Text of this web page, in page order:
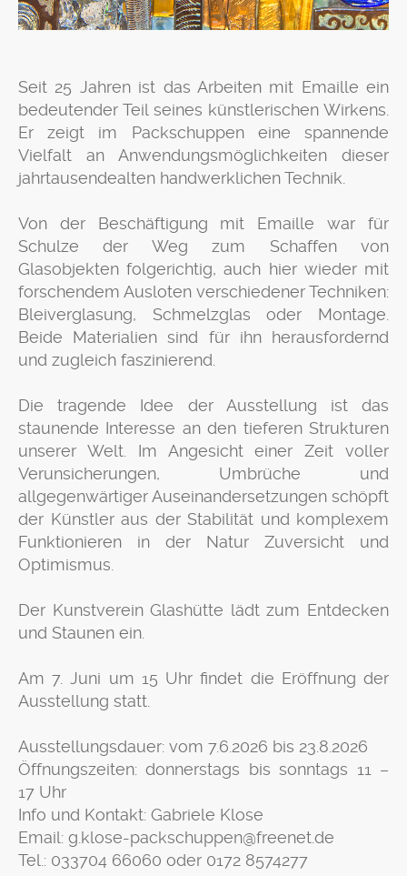
Seit 25 Jahren ist das Arbeiten mit Emaille ein
bedeutender Teil seines künstlerischen Wirkens.
Er zeigt im Packschuppen eine spannende
Vielfalt an Anwendungsmöglichkeiten dieser
jahrtausendealten handwerklichen Technik.
Von der Beschäftigung mit Emaille war für
Schulze der Weg zum Schaffen von
Glasobjekten folgerichtig, auch hier wieder mit
forschendem Ausloten verschiedener Techniken:
Bleiverglasung, Schmelzglas oder Montage.
Beide Materialien sind für ihn herausfordernd
und zugleich faszinierend.
Die tragende Idee der Ausstellung ist das
staunende Interesse an den tieferen Strukturen
unserer Welt. Im Angesicht einer Zeit voller
Verunsicherungen, Umbrüche und
allgegenwärtiger Auseinandersetzungen schöpft
der Künstler aus der Stabilität und komplexem
Funktionieren in der Natur Zuversicht und
Optimismus.
Der Kunstverein Glashütte lädt zum Entdecken
und Staunen ein.
Am 7. Juni um 15 Uhr findet die Eröffnung der
Ausstellung statt.
Ausstellungsdauer: vom 7.6.2026 bis 23.8.2026
Öffnungszeiten: donnerstags bis sonntags 11 –
17 Uhr
Info und Kontakt: Gabriele Klose
Email: g.klose-packschuppen@freenet.de
Tel.: 033704 66060 oder 0172 8574277